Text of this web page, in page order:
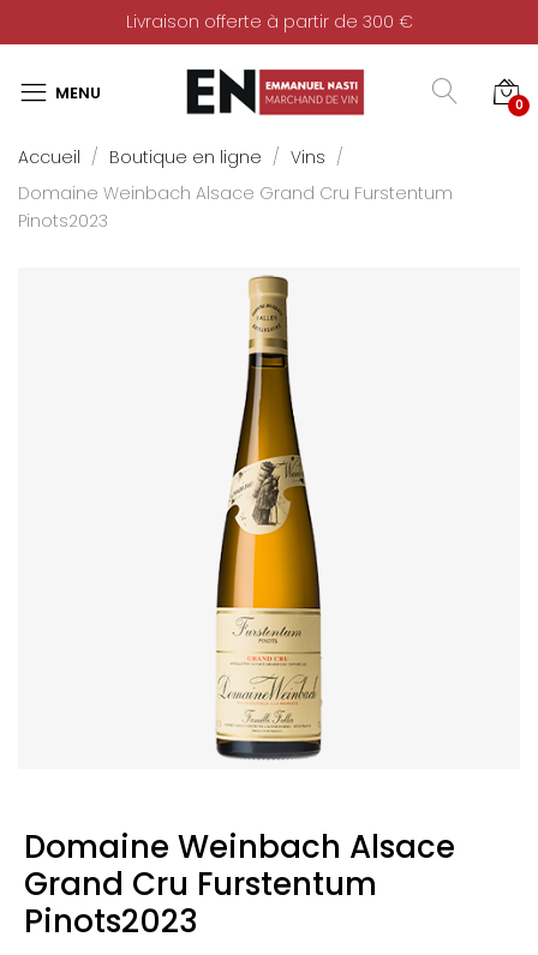
Livraison offerte à partir de 300 €
0
Accueil Boutique en ligne
Vins
Domaine Weinbach Alsace Grand Cru Furstentum
Pinots2023
Domaine Weinbach Alsace
Grand Cru Furstentum
Pinots2023